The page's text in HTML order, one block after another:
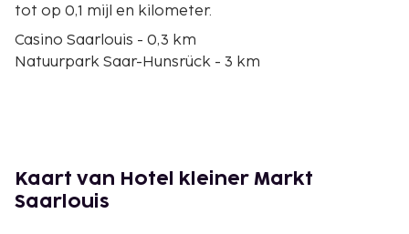
tot op 0,1 mijl en kilometer.
Casino Saarlouis - 0,3 km
Natuurpark Saar-Hunsrück - 3 km
Duits Krantenmuseum - 7,4 km
Westwallbunker - 7,5 km
Kaart van Hotel kleiner Markt
Saarlouis